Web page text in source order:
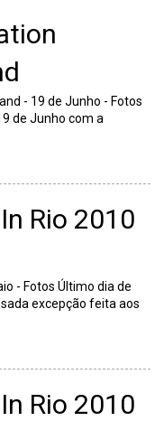
- 19 de Junho - Fotos
de Junho com a
Rio 2010
- Fotos Último dia de
excepção feita aos
Rio 2010